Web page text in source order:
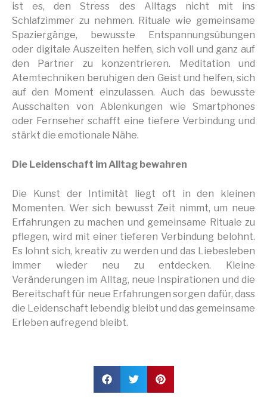
ist es, den Stress des Alltags nicht mit ins
Schlafzimmer zu nehmen. Rituale wie gemeinsame
Spaziergänge, bewusste Entspannungsübungen
oder digitale Auszeiten helfen, sich voll und ganz auf
den Partner zu konzentrieren. Meditation und
Atemtechniken beruhigen den Geist und helfen, sich
auf den Moment einzulassen. Auch das bewusste
Ausschalten von Ablenkungen wie Smartphones
oder Fernseher schafft eine tiefere Verbindung und
stärkt die emotionale Nähe.
Die Leidenschaft im Alltag bewahren
Die Kunst der Intimität liegt oft in den kleinen
Momenten. Wer sich bewusst Zeit nimmt, um neue
Erfahrungen zu machen und gemeinsame Rituale zu
pflegen, wird mit einer tieferen Verbindung belohnt.
Es lohnt sich, kreativ zu werden und das Liebesleben
immer wieder neu zu entdecken. Kleine
Veränderungen im Alltag, neue Inspirationen und die
Bereitschaft für neue Erfahrungen sorgen dafür, dass
die Leidenschaft lebendig bleibt und das gemeinsame
Erleben aufregend bleibt.